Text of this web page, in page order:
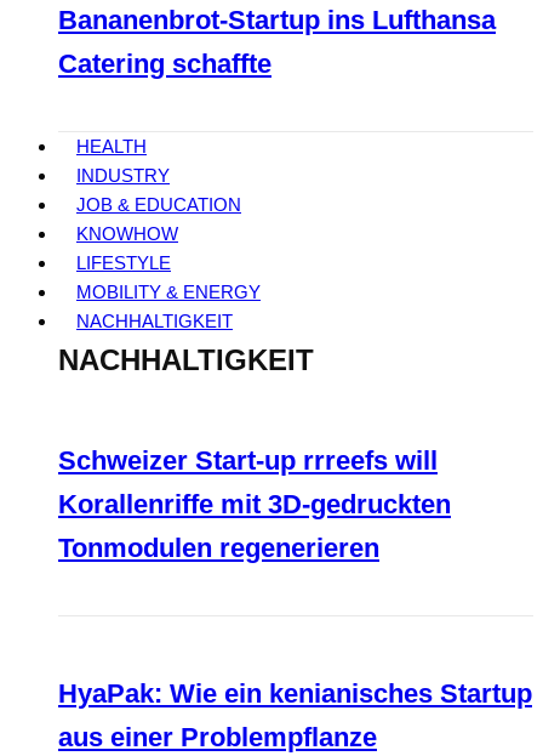
Bananenbrot-Startup ins Lufthansa
Catering schaffte
HEALTH
INDUSTRY
JOB & EDUCATION
KNOWHOW
LIFESTYLE
MOBILITY & ENERGY
NACHHALTIGKEIT
NACHHALTIGKEIT
Schweizer Start-up rrreefs will
Korallenriffe mit 3D-gedruckten
Tonmodulen regenerieren
HyaPak: Wie ein kenianisches Startup
aus einer Problempflanze